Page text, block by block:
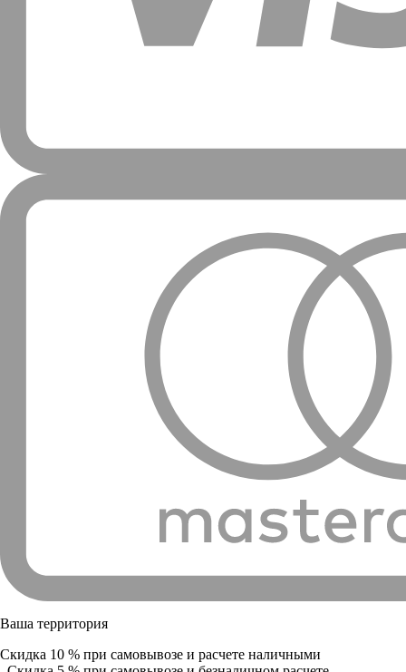
Ваша территория
Скидка 10 % при самовывозе и расчете наличными